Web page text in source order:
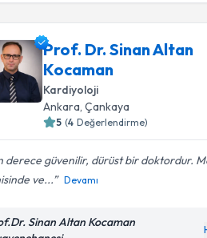
Prof. Dr. Sinan Altan
Kocaman
Kardiyoloji
Ankara ,Çankaya
5 (4 Değerlendirme)
derece güvenilir, dürüst bir doktordur.
ve...
Devamı
Sinan Altan Kocaman